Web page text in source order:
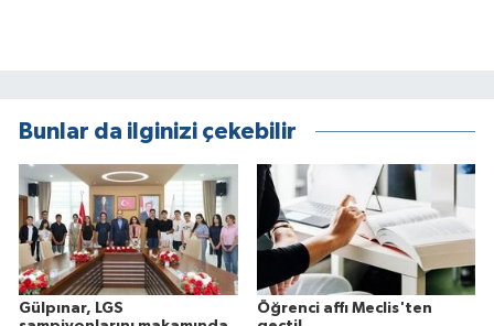
Bunlar da ilginizi çekebilir
Gülpınar, LGS
Öğrenci affı Meclis'ten